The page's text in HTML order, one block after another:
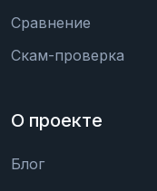
Сравнение
Скам-проверка
О проекте
Блог